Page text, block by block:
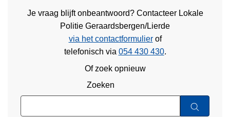
Je vraag blijft onbeantwoord? Contacteer Lokale
Politie Geraardsbergen/Lierde
via het contactformulierof
telefonisch via 054 430 430.
Of zoek opnieuw
Zoeken